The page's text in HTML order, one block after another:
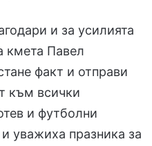
и за усилията
кмета Павел
факт и отправи
към всички
и футболни
уважиха празника за